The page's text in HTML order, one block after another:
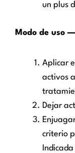
un plus
Modo de uso
Aplicar
activos
Dejar
criterio